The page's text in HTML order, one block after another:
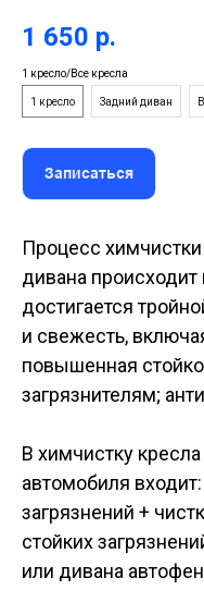
1 650 р.
1 кресло/Все кресла
1 кресло Задний диван
Записаться
Процесс
дивана происходит
достигается
и свежесть,
повышенная
загрязнителям;
В химчистку
автомобиля
загрязнений +
стойких
или дивана